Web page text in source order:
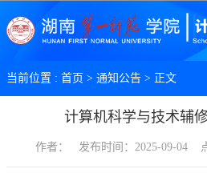
当前位置 : 首页 > 通知公告 > 正文
计算机科学与技术辅
作者： 发布时间：2025-09-04